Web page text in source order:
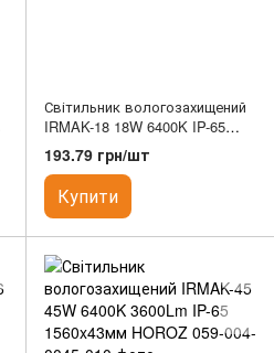
Світильник вологозахищений
IRMAK-18 18W 6400K IP-65
1440Lm 650x43мм. HOROZ
193.79 грн/шт
Купити